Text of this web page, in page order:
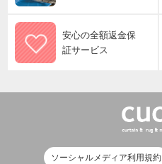
安心の全額返金保
証サービス
ソーシャルメディア利用規約